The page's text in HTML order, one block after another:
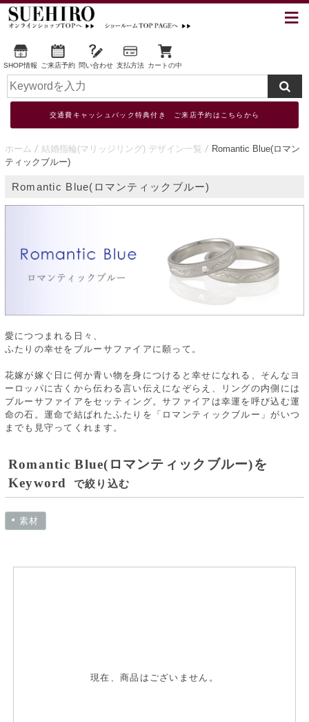
SHOP情報 ご来店予約 問い合わせ 支払方法 カートの中
交通費キャッシュバック特典付き ご来店予約はこちらから
ホーム 結婚指輪(マリッジリング) デザイン一覧
Romantic Blue(ロマン
ティックブルー)
Romantic Blue(ロマンティックブルー)
愛につつまれる日々、
ふたりの幸せをブルーサファイアに願って。
花嫁が嫁ぐ日に何か青い物を身につけると幸せになれる、そんなヨ
ーロッパに古くから伝わる言い伝えになぞらえ、リングの内側には
ブルーサファイアをセッティング。サファイアは幸運を呼び込む運
命の石。運命で結ばれたふたりを「ロマンティックブルー」がいつ
までも見守ってくれます。
Romantic Blue(ロマンティックブルー)を
Keyword
で絞り込む
素材
現在、商品はございません。